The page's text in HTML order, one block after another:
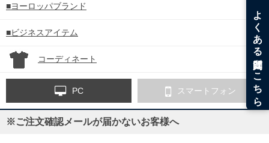
■ヨーロッパブランド
■ビジネスアイテム
コーディネート
PC スマートフォン
※ご注文確認メールが届かないお客様へ